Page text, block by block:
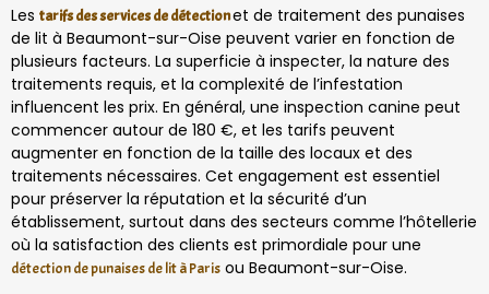
Les tarifs des services de détectionet de traitement des punaises
de lit à Beaumont-sur-Oise peuvent varier en fonction de
plusieurs facteurs. La superficie à inspecter, la nature des
traitements requis, et la complexité de l’infestation
influencent les prix. En général, une inspection canine peut
commencer autour de 180 €, et les tarifs peuvent
augmenter en fonction de la taille des locaux et des
traitements nécessaires. Cet engagement est essentiel
pour préserver la réputation et la sécurité d’un
établissement, surtout dans des secteurs comme l’hôtellerie
où la satisfaction des clients est primordiale pour une
détection de punaises de lit à Paris ou Beaumont-sur-Oise.